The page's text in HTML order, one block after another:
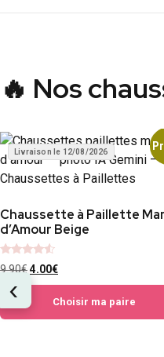
🔥 Nos
Chaussette à Paillette
d’Amour Beige
Note
4.33
sur 5
9.90€4.00€
Choisir ma paire
Livraison le 12/08/2026
‹